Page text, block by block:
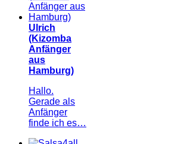
Ulrich
(Kizomba
Anfänger
aus
Hamburg)
Hallo.
Gerade als
Anfänger
finde ich es…